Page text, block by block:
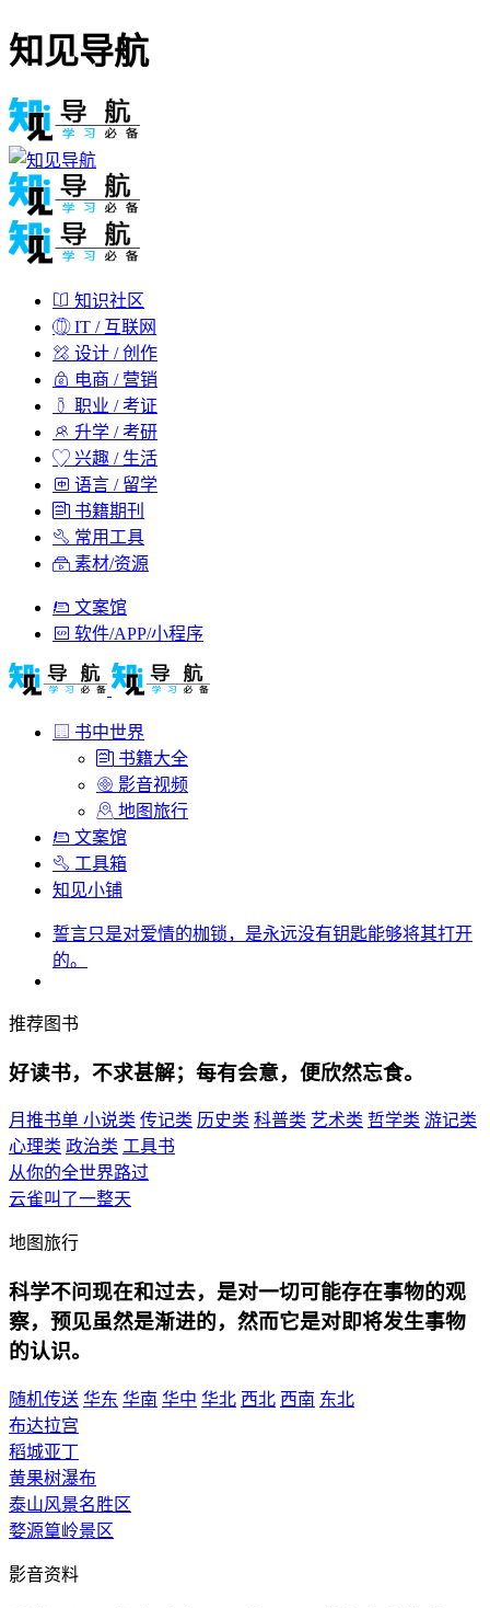
知见导航
知识社区
IT / 互联网
设计 / 创作
电商 / 营销
职业 / 考证
升学 / 考研
兴趣 / 生活
语言 / 留学
书籍期刊
常用工具
素材/资源
文案馆
软件/APP/小程序
书中世界
书籍大全
影音视频
地图旅行
文案馆
工具箱
知见小铺
誓言只是对爱情的枷锁，是永远没有钥匙能够将其打开
的。
推荐图书
好读书，不求甚解；每有会意，便欣然忘食。
月推书单 小说类 传记类 历史类 科普类 艺术类 哲学类 游记类
心理类 政治类 工具书
从你的全世界路过
云雀叫了一整天
地图旅行
科学不问现在和过去，是对一切可能存在事物的观
察，预见虽然是渐进的，然而它是对即将发生事物
的认识。
随机传送 华东 华南 华中 华北 西北 西南 东北
布达拉宫
稻城亚丁
黄果树瀑布
泰山风景名胜区
婺源篁岭景区
影音资料